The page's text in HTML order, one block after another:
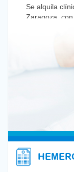
Se alquila
Zaragoza,
Se vende
Syncrus GL,
buenas
Más
Odontólogo
Se busca
trabajo a